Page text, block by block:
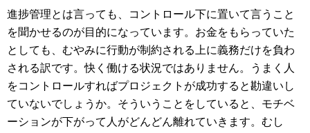
進捗管理とは言っても、コントロール下に置いて言うこと
を聞かせるのが目的になっています。お金をもらっていた
としても、むやみに行動が制約される上に義務だけを負わ
される訳です。快く働ける状況ではありません。うまく人
をコントロールすればプロジェクトが成功すると勘違いし
ていないでしょうか。そういうことをしていると、モチベ
ーションが下がって人がどんどん離れていきます。むし